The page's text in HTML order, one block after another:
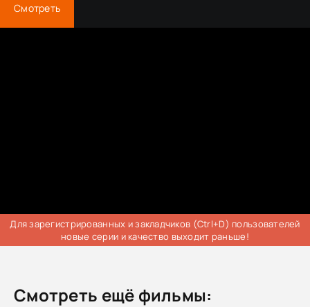
Смотреть
Для зарегистрированных и закладчиков (Ctrl+D) пользователей
новые серии и качество выходит раньше!
Смотреть ещё фильмы: